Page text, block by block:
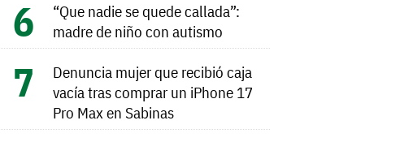
“Que nadie se quede callada”:
madre de niño con autismo
Denuncia mujer que recibió caja
vacía tras comprar un iPhone 17
Pro Max en Sabinas